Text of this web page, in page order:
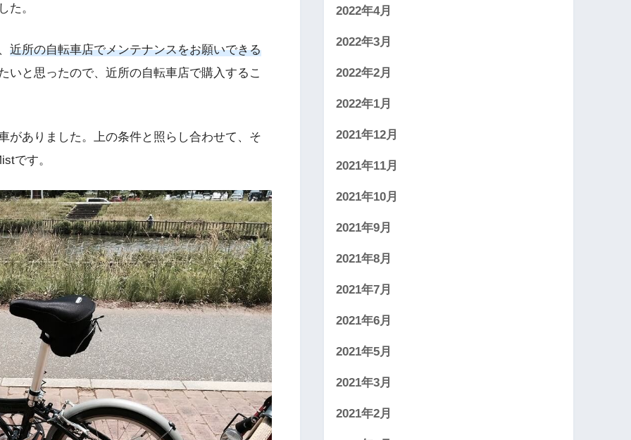
た。
近所の自転車店でメンテナンスをお願いできる
いと思ったので、近所の自転車店で購入するこ
がありました。上の条件と照らし合わせて、そ
です。
2022年4月
2022年3月
2022年2月
2022年1月
2021年12月
2021年11月
2021年10月
2021年9月
2021年8月
2021年7月
2021年6月
2021年5月
2021年3月
2021年2月